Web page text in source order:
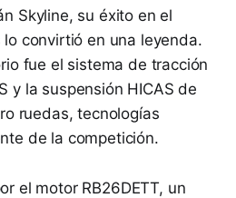
Skyline, su éxito en el
convirtió en una leyenda.
fue el sistema de tracción
y la suspensión HICAS de
ruedas, tecnologías
de la competición.
el motor RB26DETT, un